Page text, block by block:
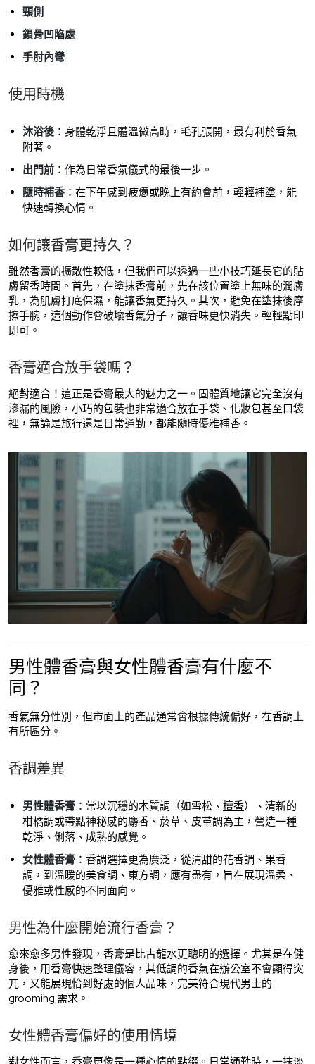
頸側
鎖骨凹陷處
手肘內彎
使用時機
沐浴後 ：身體乾淨且體溫微高時，毛孔張開，最有利於香氣
附著。
出門前 ：作為日常香氛儀式的最後一步。
隨時補香 ：在下午感到疲憊或晚上有約會前，輕輕補塗，能
快速轉換心情。
如何讓香膏更持久？
雖然香膏的擴散性較低，但我們可以透過一些小技巧延長它的貼
膚留香時間。首先，在塗抹香膏前，先在該位置塗上無味的潤膚
乳，為肌膚打底保濕，能讓香氣更持久。其次，避免在塗抹後摩
擦手腕，這個動作會破壞香氣分子，讓香味更快消失。輕輕點印
即可。
香膏適合放手袋嗎？
絕對適合！這正是香膏最大的魅力之一。固體質地讓它完全沒有
滲漏的風險，小巧的包裝也非常適合放在手袋、化妝包甚至口袋
裡，無論是旅行還是日常通勤，都能隨時優雅補香。
男性體香膏與女性體香膏有什麼不
同？
香氣無分性別，但市面上的產品通常會根據傳統偏好，在香調上
有所區分。
香調差異
男性體香膏 ：常以沉穩的木質調（如雪松、 檀香）、清新的
柑橘調或帶點神秘感的麝香、菸草、皮革調為主，營造一種
乾淨、俐落、成熟的感覺。
女性體香膏 ：香調選擇更為廣泛，從清甜的花香調、果香
調，到溫暖的美食調、東方調，應有盡有，旨在展現溫柔、
優雅或性感的不同面向。
男性為什麼開始流行香膏？
愈來愈多男性發現，香膏是比古龍水更聰明的選擇。尤其是在健
身後，用香膏快速整理儀容，其低調的香氣在辦公室不會顯得突
兀，又能展現恰到好處的個人品味，完美符合現代男士的
grooming 需求。
女性體香膏偏好的使用情境